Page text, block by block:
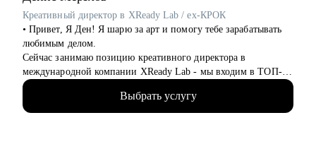
Креативный директор в XReady Lab / ex-КРОК
• Привет, Я Ден! Я шарю за арт и помогу тебе зарабатывать
любимым делом.
Сейчас занимаю позицию креативного директора в
международной компании XReady Lab - мы входим в ТОП-3
разработчиков образовательных продуктов в VR и Web 3. Еще
курирую направление цифровая мода в одной из
результативнейших и крутейших Школ Креативных
Выбрать услугу